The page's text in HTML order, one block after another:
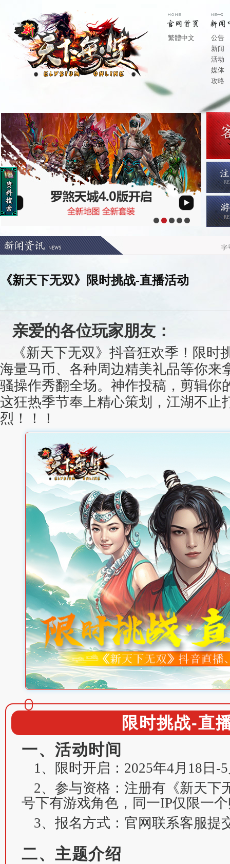
繁體中文
公告
新闻
活动
媒体
攻略
字
《新天下无双》限时挑战-直播活动
亲爱的各位玩家朋友：
《新天下无双》抖音狂欢季！限时
海量马币、各种周边精美礼品等你来
骚操作秀翻全场。神作投稿，剪辑你
这狂热季节奉上精心策划，江湖不止
烈！！！
限时挑战-直
一、活动时间
1、限时开启：2025年4月18日-
2、参与资格：注册有《新天下
号下有游戏角色，同一IP仅限一
3、报名方式：官网联系客服提
二、主题介绍